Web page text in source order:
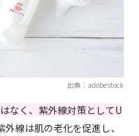
出典：adobestock
なく、紫外線対策としてU
外線は肌の老化を促進し、